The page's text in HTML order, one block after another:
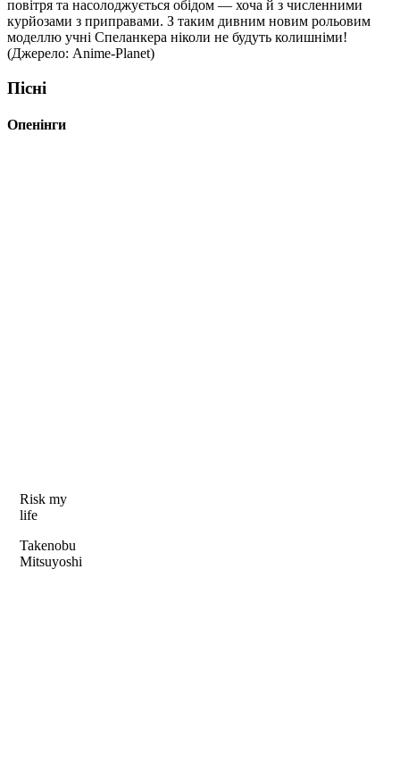
повітря та насолоджується обідом — хоча й з численними
курйозами з приправами. З таким дивним новим рольовим
моделлю учні Спеланкера ніколи не будуть колишніми!
(Джерело: Anime-Planet)
Пісні
Опенінги
Risk my
life
Takenobu
Mitsuyoshi